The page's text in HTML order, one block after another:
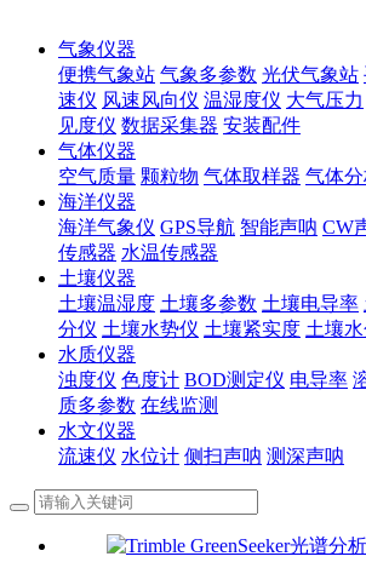
气象仪器
便携气象站 气象多参数 光伏气象站
速仪 风速风向仪 温湿度仪 大气压力
见度仪 数据采集器 安装配件
气体仪器
空气质量 颗粒物 气体取样器 气体
海洋仪器
海洋气象仪 GPS导航 智能声呐 CW
传感器 水温传感器
土壤仪器
土壤温湿度 土壤多参数 土壤电导率
分仪 土壤水势仪 土壤紧实度 土壤
水质仪器
浊度仪 色度计 BOD测定仪 电导率
质多参数 在线监测
水文仪器
流速仪 水位计 侧扫声呐 测深声呐